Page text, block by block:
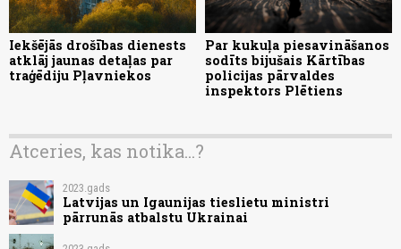
Iekšējās drošības dienests
atklāj jaunas detaļas par
traģēdiju Pļavniekos
Par kukuļa piesavināšanos
sodīts bijušais Kārtības
policijas pārvaldes
inspektors Plētiens
Atceries, kas notika...?
2023.gads
Latvijas un Igaunijas tieslietu ministri
pārrunās atbalstu Ukrainai